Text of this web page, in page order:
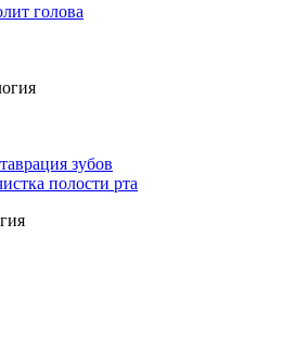
голова
зубов
полости рта